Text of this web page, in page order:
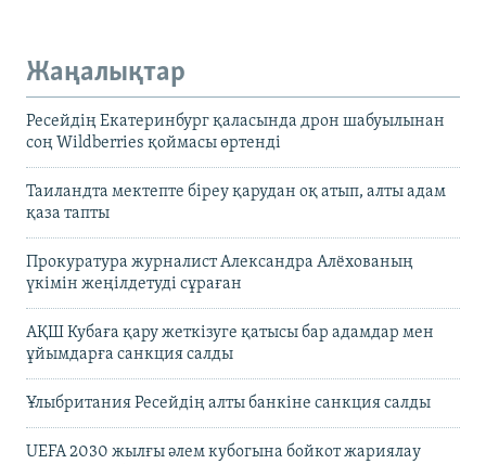
Жаңалықтар
Ресейдің Екатеринбург қаласында дрон шабуылынан
соң Wildberries қоймасы өртенді
Таиландта мектепте біреу қарудан оқ атып, алты адам
қаза тапты
Прокуратура журналист Александра Алёхованың
үкімін жеңілдетуді сұраған
АҚШ Кубаға қару жеткізуге қатысы бар адамдар мен
ұйымдарға санкция салды
Ұлыбритания Ресейдің алты банкіне санкция салды
UEFA 2030 жылғы әлем кубогына бойкот жариялау